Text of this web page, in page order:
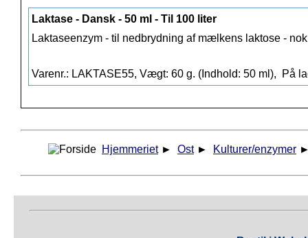
Laktase - Dansk - 50 ml - Til 100 liter
Laktaseenzym - til nedbrydning af mælkens laktose -
Varenr.: LAKTASE55, Vægt: 60 g. (Indhold: 50 ml), På
Hjemmeriet ► Ost ► Kulturer/enzymer